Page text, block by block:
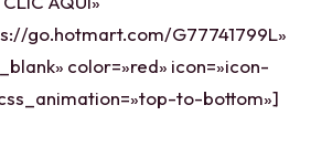
go.hotmart.com/G77741799L»
color=»red» icon=»icon-
to-bottom»]